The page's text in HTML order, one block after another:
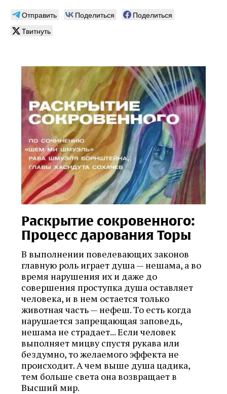
Отправить Поделиться
Поделиться
Твитнуть
Раскрытие сокровенного:
Процесс дарования Торы
В выполнении повелевающих законов
главную роль играет душа — нешама, а во
время нарушения их и даже до
совершения проступка душа оставляет
человека, и в нем остается только
животная часть — нефеш. То есть когда
нарушается запрещающая заповедь,
нешама не страдает... Если человек
выполняет мицву спустя рукава или
бездумно, то желаемого эффекта не
происходит. А чем выше душа цадика,
тем больше света она возвращает в
Высший мир.